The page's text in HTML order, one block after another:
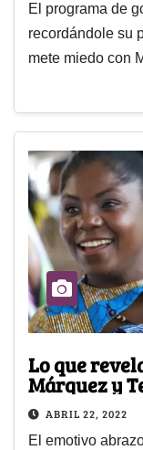
El programa de
recordándole su
mete miedo con
Lo que
Márquez y
ABRIL 22, 2022
El emotivo